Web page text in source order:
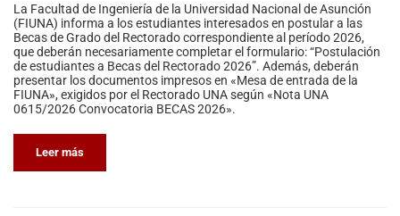
La Facultad de Ingeniería de la Universidad Nacional de Asunción
(FIUNA) informa a los estudiantes interesados en postular a las
Becas de Grado del Rectorado correspondiente al período 2026,
que deberán necesariamente completar el formulario: “Postulación
de estudiantes a Becas del Rectorado 2026”. Además, deberán
presentar los documentos impresos en «Mesa de entrada de la
FIUNA», exigidos por el Rectorado UNA según «Nota UNA
0615/2026 Convocatoria BECAS 2026».
Leer más